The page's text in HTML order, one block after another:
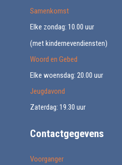
Samenkomst
Elke zondag: 10.00 uur
(met kindernevendiensten)
Woord en Gebed
Elke woensdag: 20.00 uur
Jeugdavond
Zaterdag: 19.30 uur
Contactgegevens
Voorganger